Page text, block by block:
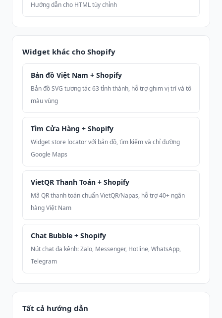
Hướng dẫn cho HTML tùy chỉnh
Widget khác cho Shopify
Bản đồ Việt Nam + Shopify
Bản đồ SVG tương tác 63 tỉnh thành, hỗ trợ ghim vị trí và tô
màu vùng
Tìm Cửa Hàng + Shopify
Widget store locator với bản đồ, tìm kiếm và chỉ đường
Google Maps
VietQR Thanh Toán + Shopify
Mã QR thanh toán chuẩn VietQR/Napas, hỗ trợ 40+ ngân
hàng Việt Nam
Chat Bubble + Shopify
Nút chat đa kênh: Zalo, Messenger, Hotline, WhatsApp,
Telegram
Tất cả hướng dẫn